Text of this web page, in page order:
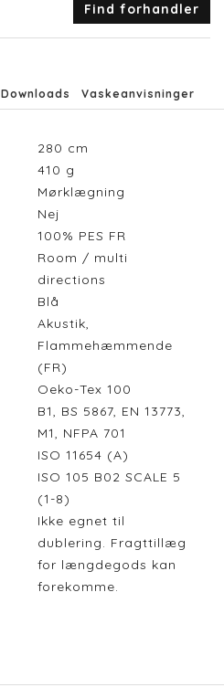
Find forhandler
Downloads Vaskeanvisninger
280 cm
410 g
Mørklægning
Nej
100% PES FR
Room / multi
directions
Blå
Akustik,
Flammehæmmende
(FR)
Oeko-Tex 100
B1, BS 5867, EN 13773,
M1, NFPA 701
ISO 11654 (A)
ISO 105 B02 SCALE 5
(1-8)
Ikke egnet til
dublering. Fragttillæg
for længdegods kan
forekomme.